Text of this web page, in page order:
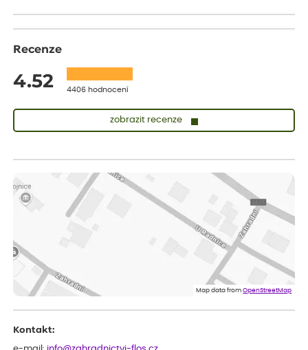
Recenze
4.52 4406 hodnocení
zobrazit recenze
Měla jsem pouze 1objednavku a zatím jsem spokojená se
sazenicemi
Miroslava
ověřený nákup
Rostliny byly v pořádku, dobře zabalené, celková spokojenost.
Doporučuji :). Spokojenost, stromky v pěkném stavu. Jediné, co
my chybělo, bylo komunikování nedostupného zboží před
Map data fromOpenStreetMap
Kontakt: